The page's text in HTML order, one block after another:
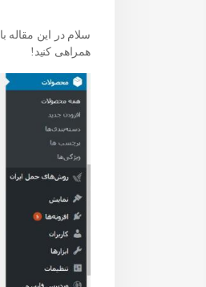
سلام در این مقاله
همراهی کنید!